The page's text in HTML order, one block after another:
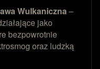
Wulkaniczna–
jako
bezpowrotnie
oraz ludzką